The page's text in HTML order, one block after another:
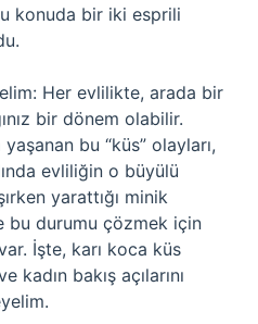
konuda bir iki esprili
Her evlilikte, arada bir
bir dönem olabilir.
bu “küs” olayları,
evliliğin o büyülü
yarattığı minik
bu durumu çözmek için
İşte, karı koca küs
bakış açılarını